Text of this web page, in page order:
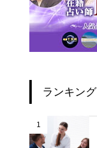
ランキング
1